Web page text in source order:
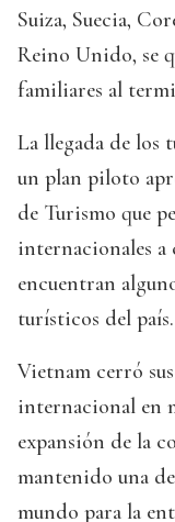
Suiza, Suecia,
Reino Unido, se
familiares al
La llegada de los
un plan piloto
de Turismo que
internacionales a
encuentran
turísticos del país.
Vietnam cerró
internacional en
expansión de la
mantenido una
mundo para la